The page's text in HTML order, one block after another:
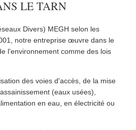
LE TARN
Divers) MEGH selon les
notre entreprise œuvre dans le
l'environnement comme des lois
des voies d'accès, de la mise
(eaux usées),
en eau, en électricité ou